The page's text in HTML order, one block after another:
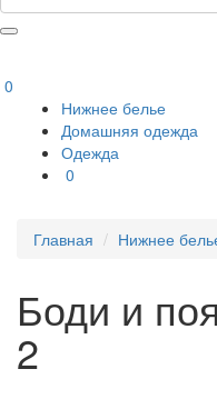
0
Нижнее белье
Домашняя одежда
Одежда
0
Главная Нижнее
Боди и
2